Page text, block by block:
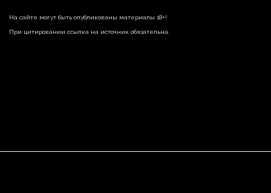
На сайте могут быть опубликованы материалы 18+!
При цитировании ссылка на источник обязательна.